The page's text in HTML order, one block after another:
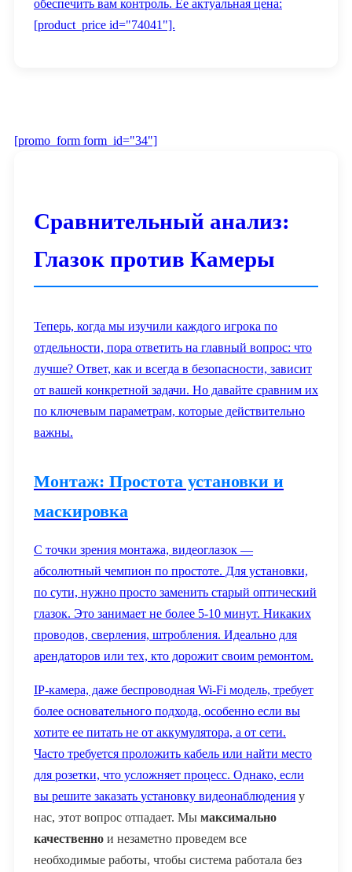
обеспечить вам контроль. Ее актуальная цена:
[product_price id="74041"].
[promo_form form_id="34"]
Сравнительный анализ:
Глазок против Камеры
Теперь, когда мы изучили каждого игрока по
отдельности, пора ответить на главный вопрос: что
лучше? Ответ, как и всегда в безопасности, зависит
от вашей конкретной задачи. Но давайте сравним их
по ключевым параметрам, которые действительно
важны.
Монтаж: Простота установки и
маскировка
С точки зрения монтажа, видеоглазок —
абсолютный чемпион по простоте. Для установки,
по сути, нужно просто заменить старый оптический
глазок. Это занимает не более 5-10 минут. Никаких
проводов, сверления, штробления. Идеально для
арендаторов или тех, кто дорожит своим ремонтом.
IP-камера, даже беспроводная Wi-Fi модель, требует
более основательного подхода, особенно если вы
хотите ее питать не от аккумулятора, а от сети.
Часто требуется проложить кабель или найти место
для розетки, что усложняет процесс. Однако, если
вы решите заказать установку видеонаблюдения у
нас, этот вопрос отпадает. Мы максимально
качественно и незаметно проведем все
необходимые работы, чтобы система работала без